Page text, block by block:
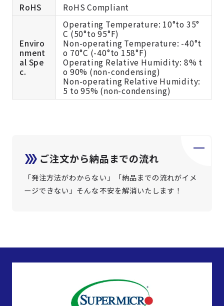
RoHS
RoHS Compliant
Enviro
nment
al Spe
c.
Operating Temperature: 10°to 35°
C (50°to 95°F)
Non-operating Temperature: -40°t
o 70°C (-40°to 158°F)
Operating Relative Humidity: 8% t
o 90% (non-condensing)
Non-operating Relative Humidity:
5 to 95% (non-condensing)
ご注文から納品までの流れ
「発注方法がわからない」「納品までの流れがイメ
ージできない」そんな不安を解消いたします！